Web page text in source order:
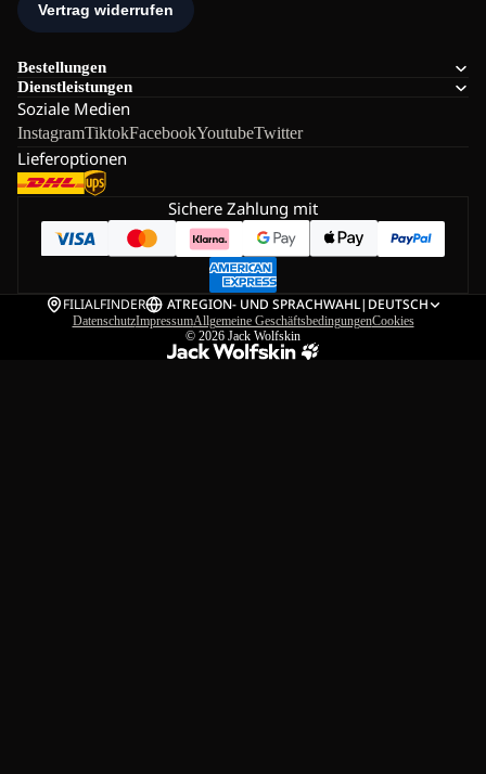
Bestellungen
Dienstleistungen
Soziale Medien
InstagramTiktokFacebookYoutubeTwitter
Lieferoptionen
Sichere Zahlung mit
FILIALFINDER ATREGION- UND SPRACHWAHL| DEUTSCH
DatenschutzImpressumAllgemeine GeschäftsbedingungenCookies
© 2026 Jack Wolfskin